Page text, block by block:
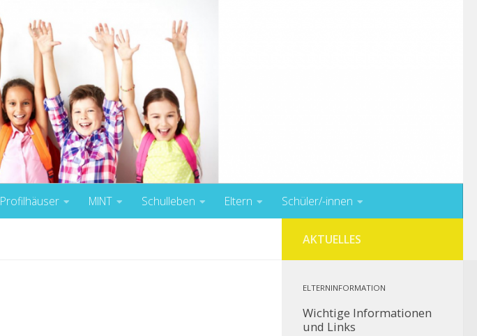
Profilhäuser MINT Schulleben Eltern Schüler/-innen
AKTUELLES
ELTERNINFORMATION
Wichtige Informationen
und Links